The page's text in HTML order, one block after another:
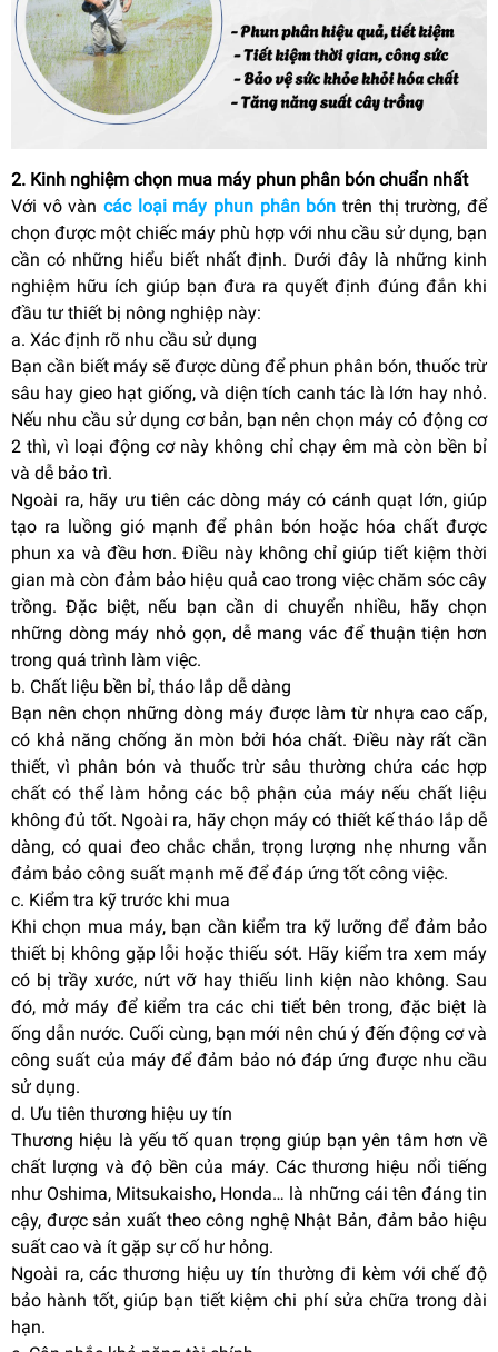
2. Kinh nghiệm chọn mua máy phun phân bón chuẩn nhất
Với vô vàn các loại máy phun phân bón trên thị trường, để
chọn được một chiếc máy phù hợp với nhu cầu sử dụng, bạn
cần có những hiểu biết nhất định. Dưới đây là những kinh
nghiệm hữu ích giúp bạn đưa ra quyết định đúng đắn khi
đầu tư thiết bị nông nghiệp này:
a. Xác định rõ nhu cầu sử dụng
Bạn cần biết máy sẽ được dùng để phun phân bón, thuốc trừ
sâu hay gieo hạt giống, và diện tích canh tác là lớn hay nhỏ.
Nếu nhu cầu sử dụng cơ bản, bạn nên chọn máy có động cơ
2 thì, vì loại động cơ này không chỉ chạy êm mà còn bền bỉ
và dễ bảo trì.
Ngoài ra, hãy ưu tiên các dòng máy có cánh quạt lớn, giúp
tạo ra luồng gió mạnh để phân bón hoặc hóa chất được
phun xa và đều hơn. Điều này không chỉ giúp tiết kiệm thời
gian mà còn đảm bảo hiệu quả cao trong việc chăm sóc cây
trồng. Đặc biệt, nếu bạn cần di chuyển nhiều, hãy chọn
những dòng máy nhỏ gọn, dễ mang vác để thuận tiện hơn
trong quá trình làm việc.
b. Chất liệu bền bỉ, tháo lắp dễ dàng
Bạn nên chọn những dòng máy được làm từ nhựa cao cấp,
có khả năng chống ăn mòn bởi hóa chất. Điều này rất cần
thiết, vì phân bón và thuốc trừ sâu thường chứa các hợp
chất có thể làm hỏng các bộ phận của máy nếu chất liệu
không đủ tốt. Ngoài ra, hãy chọn máy có thiết kế tháo lắp dễ
dàng, có quai đeo chắc chắn, trọng lượng nhẹ nhưng vẫn
đảm bảo công suất mạnh mẽ để đáp ứng tốt công việc.
c. Kiểm tra kỹ trước khi mua
Khi chọn mua máy, bạn cần kiểm tra kỹ lưỡng để đảm bảo
thiết bị không gặp lỗi hoặc thiếu sót. Hãy kiểm tra xem máy
có bị trầy xước, nứt vỡ hay thiếu linh kiện nào không. Sau
đó, mở máy để kiểm tra các chi tiết bên trong, đặc biệt là
ống dẫn nước. Cuối cùng, bạn mới nên chú ý đến động cơ và
công suất của máy để đảm bảo nó đáp ứng được nhu cầu
sử dụng.
d. Ưu tiên thương hiệu uy tín
Thương hiệu là yếu tố quan trọng giúp bạn yên tâm hơn về
chất lượng và độ bền của máy. Các thương hiệu nổi tiếng
như Oshima, Mitsukaisho, Honda… là những cái tên đáng tin
cậy, được sản xuất theo công nghệ Nhật Bản, đảm bảo hiệu
suất cao và ít gặp sự cố hư hỏng.
Ngoài ra, các thương hiệu uy tín thường đi kèm với chế độ
bảo hành tốt, giúp bạn tiết kiệm chi phí sửa chữa trong dài
hạn.